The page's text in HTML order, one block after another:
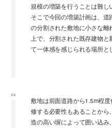
規模の増築を行うことは難し
そこで今回の増築計画は、
の分割された敷地に小さな離
上で、分割された既存建物
て一体感を感じられる場所と
敷地は前面道路から1.5m程
修する必要性もあることから
造の高い塀によって囲い込み